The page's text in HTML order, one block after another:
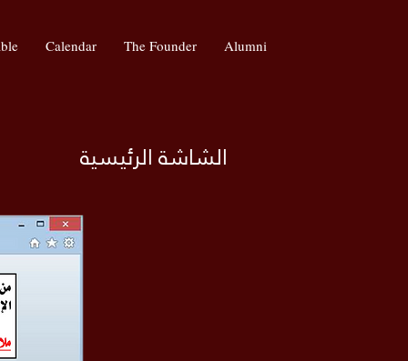
Calendar The Founder Alumni
المناسبات والعطل القادمة
الشاشة الرئيسية